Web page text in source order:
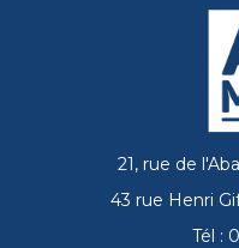
21, rue de
43 rue Henri
Tél :